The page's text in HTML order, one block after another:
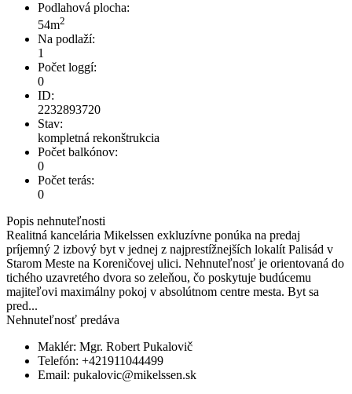
Podlahová plocha:
54m2
Na podlaží:
1
Počet loggí:
0
ID:
2232893720
Stav:
kompletná rekonštrukcia
Počet balkónov:
0
Počet terás:
0
Popis nehnuteľnosti
Realitná kancelária Mikelssen exkluzívne ponúka na predaj
príjemný 2 izbový byt v jednej z najprestížnejších lokalít Palisád v
Starom Meste na Koreničovej ulici. Nehnuteľnosť je orientovaná do
tichého uzavretého dvora so zeleňou, čo poskytuje budúcemu
majiteľovi maximálny pokoj v absolútnom centre mesta. Byt sa
pred...
Nehnuteľnosť predáva
Maklér: Mgr. Robert Pukalovič
Telefón: +421911044499
Email: pukalovic@mikelssen.sk